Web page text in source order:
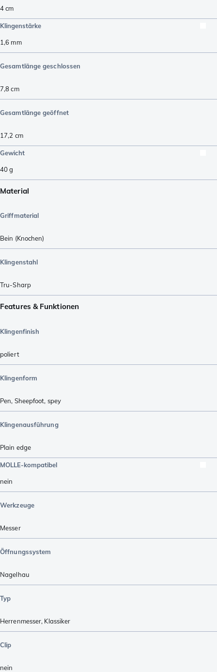
4cm
Klingenstärke
1,6 mm
Gesamtlänge geschlossen
7,8cm
Gesamtlänge geöffnet
17,2 cm
Gewicht
40g
Material
Griffmaterial
Bein (Knochen)
Klingenstahl
Tru-Sharp
Features & Funktionen
Klingenfinish
poliert
Klingenform
Pen, Sheepfoot, spey
Klingenausführung
Plain edge
MOLLE-kompatibel
nein
Werkzeuge
Messer
Öffnungssystem
Nagelhau
Typ
Herrenmesser, Klassiker
Clip
nein